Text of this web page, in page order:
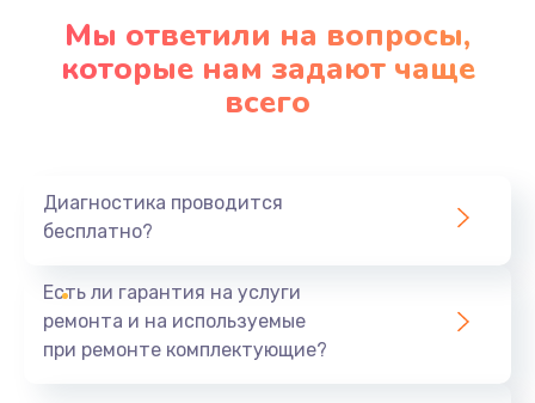
Заказать
Профилактическая чистка
Заказать
Мы ответили на вопросы,
которые нам задают чаще
всего
Диагностика проводится
бесплатно?
Есть ли гарантия на услуги
ремонта и на используемые
при ремонте комплектующие?